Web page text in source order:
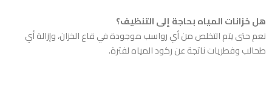
هل خزانات المياه بحاجة إلى التنظيف؟
نعم حتى يتم التخلص من أي رواسب موجودة في قاع الخزان، وإزالة أي
طحالب وفطريات ناتجة عن ركود المياه لفترة.